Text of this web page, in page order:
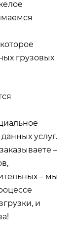
грузовых
услуг.
–
– мы
и